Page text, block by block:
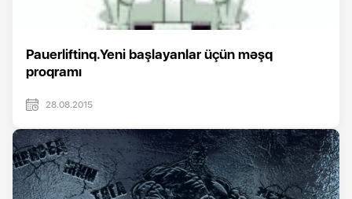
Pauerliftinq.Yeni başlayanlar üçün məşq
proqramı
28.08.2015